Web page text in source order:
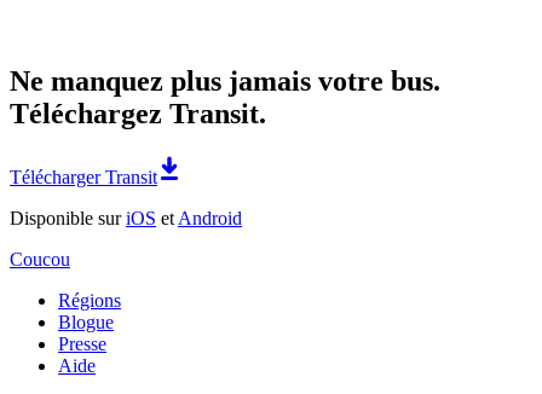
Ne manquez plus jamais votre bus.
Téléchargez Transit.
Télécharger Transit
Disponible suriOS et Android
Coucou
Régions
Blogue
Presse
Aide